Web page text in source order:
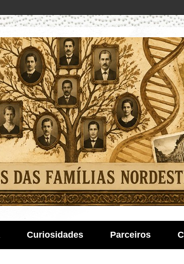
Curiosidades Parceiros